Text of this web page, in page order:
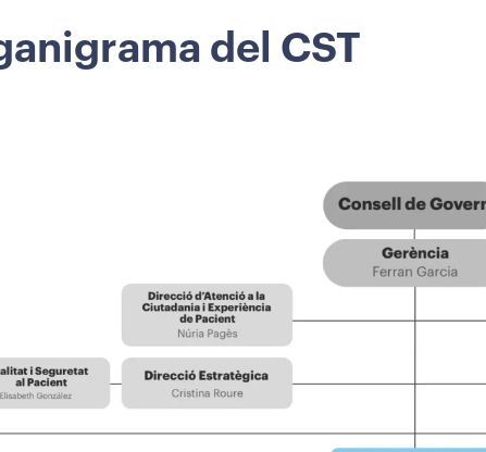
del CST